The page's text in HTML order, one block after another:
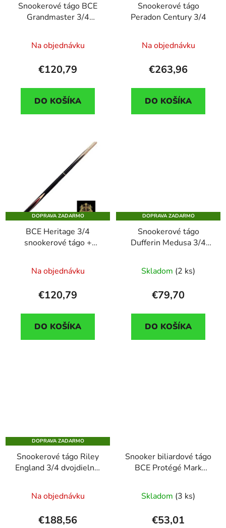
Snookerové tágo BCE
Grandmaster 3/4
trojdielne
Na objednávku
€120,79
DO KOŠÍKA
Snookerové tágo
Peradon Century 3/4
Na objednávku
€263,96
DO KOŠÍKA
DOPRAVA ZADARMO
BCE Heritage 3/4
snookerové tágo +
Na objednávku
€120,79
DO KOŠÍKA
DOPRAVA ZADARMO
Snookerové tágo
Dufferin Medusa 3/4
Skladom (2 ks)
€79,70
DO KOŠÍKA
DOPRAVA ZADARMO
Snookerové tágo Riley
England 3/4 dvojdielne,
4UK
Na objednávku
€188,56
Snooker biliardové tágo
BCE Protégé Mark
dvojdielne
Skladom (3 ks)
€53,01